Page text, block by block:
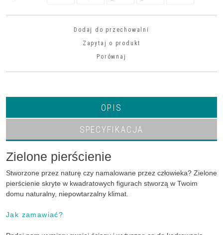
Dodaj do przechowalni
Zapytaj o produkt
Porównaj
OPIS
SPECYFIKACJA
Zielone pierścienie
Stworzone przez naturę czy namalowane przez człowieka? Zielone
pierścienie skryte w kwadratowych figurach stworzą w Twoim
domu naturalny, niepowtarzalny klimat.
Jak zamawiać?